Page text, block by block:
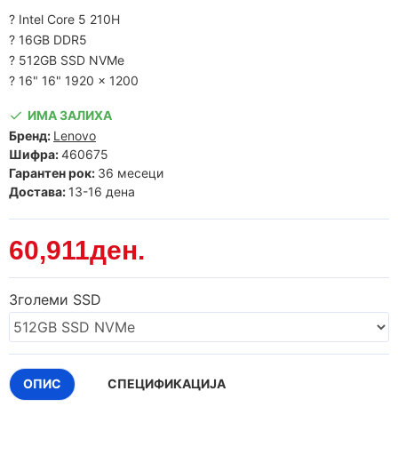
? Intel Core 5 210H
? 16GB DDR5
? 512GB SSD NVMe
? 16" 16" 1920 x 1200
60,911ден.
ИМА ЗАЛИХА
Бренд: Lenovo
Шифра:460675
Гарантен рок: 36 месеци
Достава: 13-16 дена
Зголеми SSD
ОПИС СПЕЦИФИКАЦИЈА